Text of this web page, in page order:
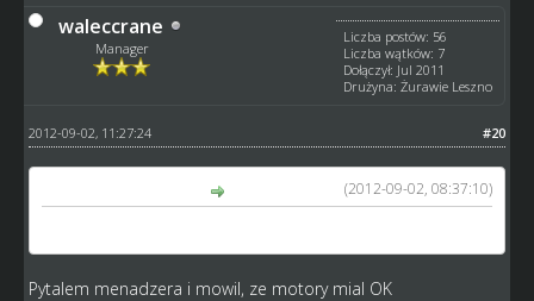
waleccrane
Manager
Liczba postów: 56
Liczba wątków: 7
Dołączył: Jul 2011
Drużyna: Żurawie Leszno
#20
2012-09-02, 11:27:24
(2012-09-02, 08:37:10)
Pytalem menadzera i mowil, ze motory mial OK